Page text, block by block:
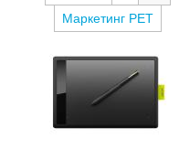
Маркетинг РЕТ